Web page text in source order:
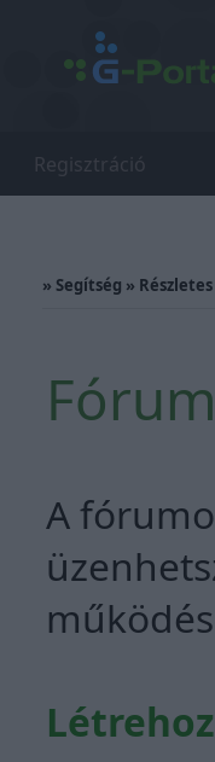
Regisztráció
» Segítség »
Fórum
A